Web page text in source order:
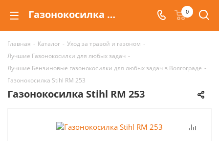
Газонокосилка Stihl RM 253 | Цена в Волгограде и Москве 0
Главная - Каталог - Уход за травой и газоном -
Лучшие Газонокосилки для любых задач -
Лучшие Бензиновые газонокосилки для любых задач в Волгограде -
Газонокосилка Stihl RM 253
Газонокосилка Stihl RM 253